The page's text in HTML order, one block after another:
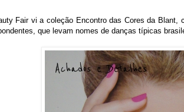
Fair vi a coleção Encontro das Cores da
que levam nomes de danças típicas